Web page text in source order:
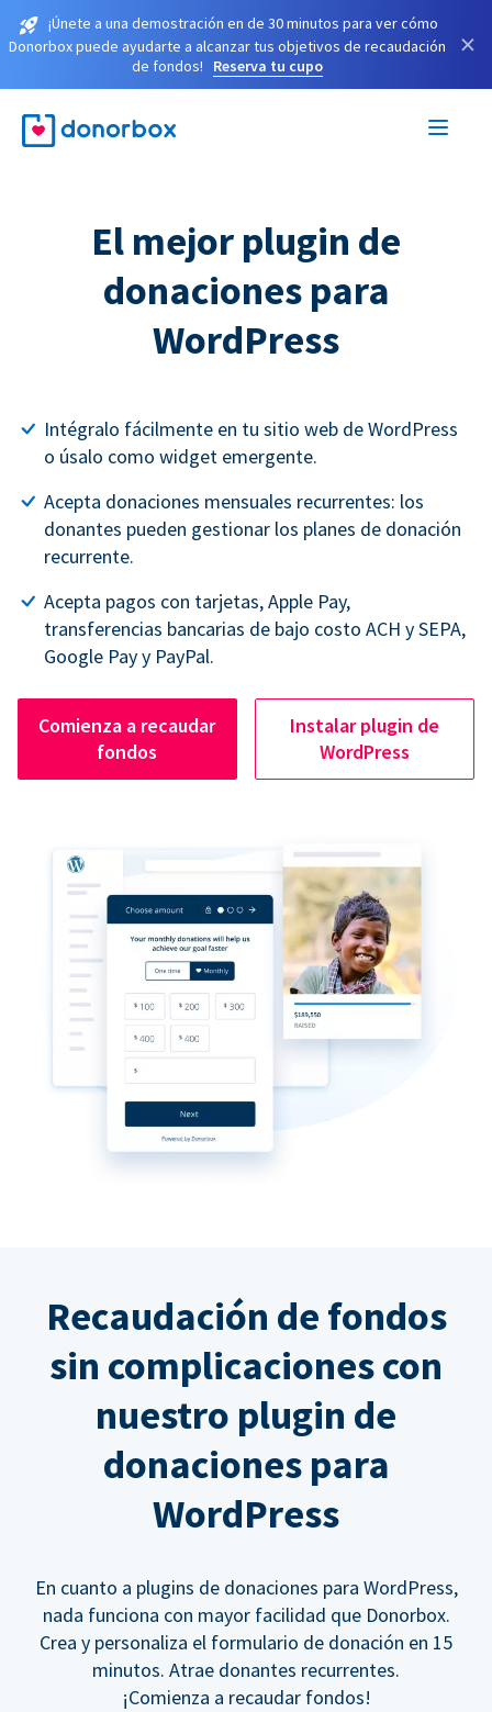
¡Únete a una demostración en de 30 minutos para ver cómo
Donorbox puede ayudarte a alcanzar tus objetivos de recaudación
de fondos!
Reserva tu cupo
×
El mejor plugin de
donaciones para
WordPress
Intégralo fácilmente en tu sitio web de WordPress
o úsalo como widget emergente.
Acepta donaciones mensuales recurrentes: los
donantes pueden gestionar los planes de donación
recurrente.
Acepta pagos con tarjetas, Apple Pay,
transferencias bancarias de bajo costo ACH y SEPA,
Google Pay y PayPal.
Comienza a recaudar
fondos
Instalar plugin de
WordPress
Recaudación de fondos
sin complicaciones con
nuestro plugin de
donaciones para
WordPress
En cuanto a plugins de donaciones para WordPress,
nada funciona con mayor facilidad que Donorbox.
Crea y personaliza el formulario de donación en 15
minutos. Atrae donantes recurrentes.
¡Comienza a recaudar fondos!